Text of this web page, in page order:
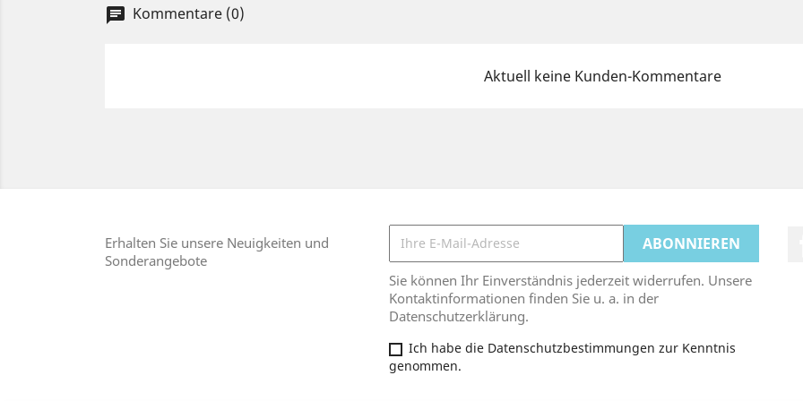
chat Kommentare (0)
Aktuell keine Kunden-Kommentare
Erhalten Sie unsere Neuigkeiten und
Sonderangebote
Sie können Ihr Einverständnis jederzeit widerrufen. Unsere
Kontaktinformationen finden Sie u. a. in der
Datenschutzerklärung.
Ich habe die Datenschutzbestimmungen zur Kenntnis
genommen.